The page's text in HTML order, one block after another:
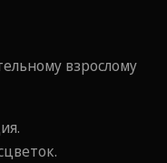
взрослому